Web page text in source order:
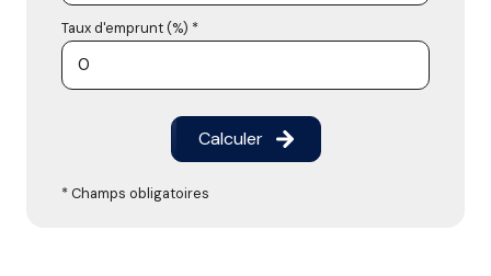
Taux d'emprunt (%) *
Calculer
* Champs obligatoires